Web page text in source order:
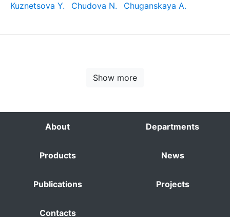
Kuznetsova Y.
Chudova N. Chuganskaya A.
Show more
About Departments
Products News
Publications Projects
Contacts